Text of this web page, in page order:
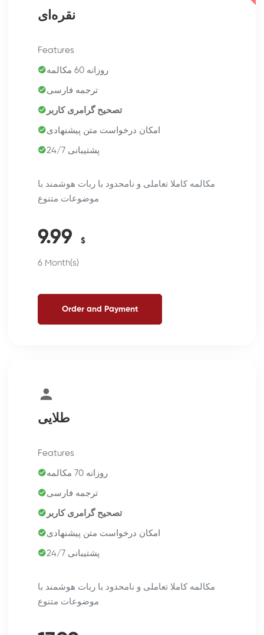
نقره‌ای
Features
روزانه 60 مکالمه
ترجمه فارسی
تصحیح گرامری کاربر
امکان درخواست متن پیشنهادی
پشتیبانی 24/7
مکالمه کاملا تعاملی و نامحدود با ربات هوشمند با
موضوعات متنوع
9.99 $
6 Month(s)
Order and Payment
طلایی
Features
روزانه 70 مکالمه
ترجمه فارسی
تصحیح گرامری کاربر
امکان درخواست متن پیشنهادی
پشتیبانی 24/7
مکالمه کاملا تعاملی و نامحدود با ربات هوشمند با
موضوعات متنوع